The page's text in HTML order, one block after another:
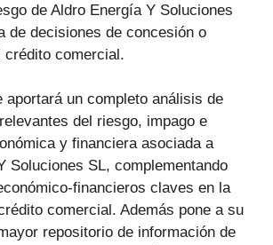
de Aldro Energía Y Soluciones
de decisiones de concesión o
crédito comercial.
aportará un completo análisis de
del riesgo, impago e
y financiera asociada a
Soluciones SL, complementando
financieros claves en la
comercial. Además pone a su
repositorio de información de